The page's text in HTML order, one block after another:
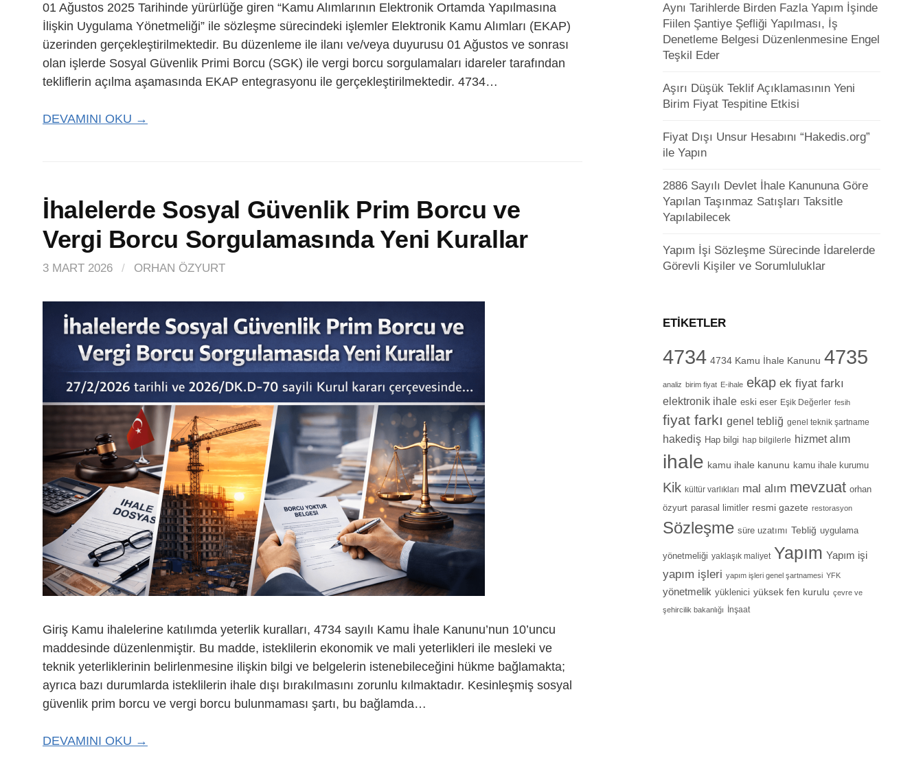
01 Ağustos 2025 Tarihinde yürürlüğe giren “Kamu Alımlarının Elektronik Ortamda Yapılmasına
İlişkin Uygulama Yönetmeliği” ile sözleşme sürecindeki işlemler Elektronik Kamu Alımları (EKAP)
üzerinden gerçekleştirilmektedir. Bu düzenleme ile ilanı ve/veya duyurusu 01 Ağustos ve sonrası
olan işlerde Sosyal Güvenlik Primi Borcu (SGK) ile vergi borcu sorgulamaları idareler tarafından
tekliflerin açılma aşamasında EKAP entegrasyonu ile gerçekleştirilmektedir. 4734…
DEVAMINI OKU →
İhalelerde Sosyal Güvenlik Prim Borcu ve
Vergi Borcu Sorgulamasında Yeni Kurallar
3 MART 2026 / ORHAN ÖZYURT
Giriş Kamu ihalelerine katılımda yeterlik kuralları, 4734 sayılı Kamu İhale Kanunu’nun 10’uncu
maddesinde düzenlenmiştir. Bu madde, isteklilerin ekonomik ve mali yeterlikleri ile mesleki ve
teknik yeterliklerinin belirlenmesine ilişkin bilgi ve belgelerin istenebileceğini hükme bağlamakta;
ayrıca bazı durumlarda isteklilerin ihale dışı bırakılmasını zorunlu kılmaktadır. Kesinleşmiş sosyal
güvenlik prim borcu ve vergi borcu bulunmaması şartı, bu bağlamda…
DEVAMINI OKU →
Aynı Tarihlerde Birden Fazla Yapım İşinde
Fiilen Şantiye Şefliği Yapılması, İş
Denetleme Belgesi Düzenlenmesine Engel
Teşkil Eder
Aşırı Düşük Teklif Açıklamasının Yeni
Birim Fiyat Tespitine Etkisi
Fiyat Dışı Unsur Hesabını “Hakedis.org”
ile Yapın
2886 Sayılı Devlet İhale Kanununa Göre
Yapılan Taşınmaz Satışları Taksitle
Yapılabilecek
Yapım İşi Sözleşme Sürecinde İdarelerde
Görevli Kişiler ve Sorumluluklar
ETIKETLER
4734 4734 Kamu İhale Kanunu 4735
analiz birim fiyat E-ihale ekap ek fiyat farkı
elektronik ihale eski eser Eşik Değerler fesih
fiyat farkı genel tebliğ genel teknik şartname
hakediş Hap bilgi hap bilgilerle hizmet alım
ihale kamu ihale kanunu kamu ihale kurumu
Kik kültür varlıkları mal alım mevzuat orhan
özyurt parasal limitler resmi gazete restorasyon
Sözleşme süre uzatımı Tebliğ uygulama
yönetmeliği yaklaşık maliyet Yapım Yapım işi
yapım işleri yapım işleri genel şartnamesi YFK
yönetmelik yüklenici yüksek fen kurulu çevre ve
şehircilik bakanlığı İnşaat